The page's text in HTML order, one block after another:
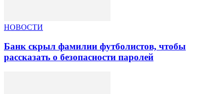
НОВОСТИ
Банк скрыл фамилии футболистов, чтобы
рассказать о безопасности паролей